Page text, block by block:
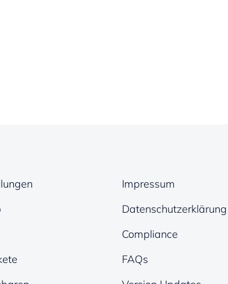
Impressum
Datenschutzerklärung
Compliance
FAQs